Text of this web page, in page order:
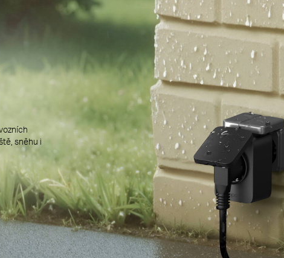
Conformal Coating
zástrčka odolná proti stříkající vodě
zásuvky s krytím